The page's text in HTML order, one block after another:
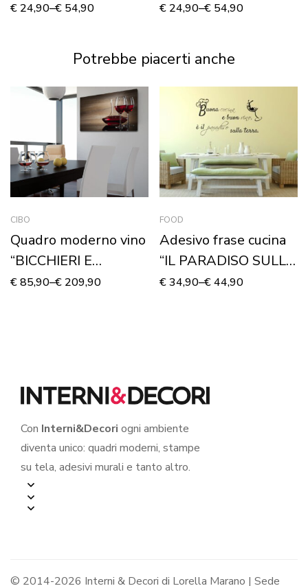
€ 24,90–€ 54,90 € 24,90–€ 54,90
Potrebbe piacerti anche
CIBO
Quadro moderno vino
“BICCHIERI E
DECANTER” –
€85,90–€ 209,90
FOOD
Adesivo frase cucina
“IL PARADISO SULLA
TERRA”
€34,90–€44,90
Con Interni&Decori ogni ambiente
diventa unico: quadri moderni, stampe
su tela, adesivi murali e tanto altro.
© 2014-2026 Interni & Decori di Lorella Marano | Sede